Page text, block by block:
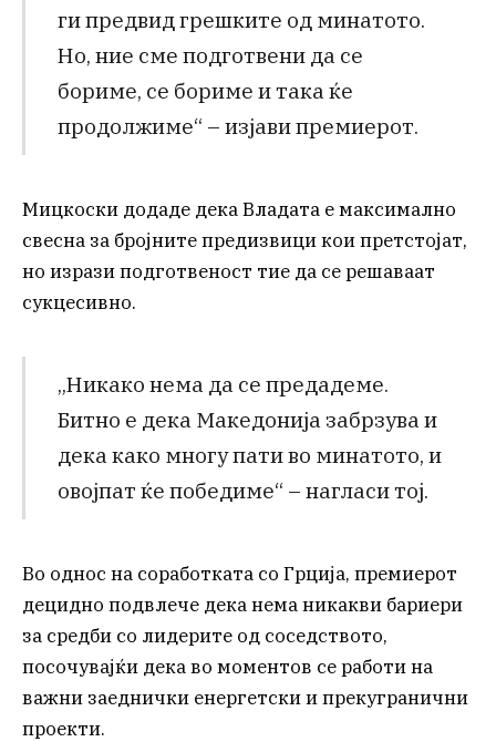
ги предвид грешките од минатото.
Но, ние сме подготвени да се
бориме, се бориме и така ќе
продолжиме“ – изјави премиерот.
Мицкоски додаде дека Владата е максимално
свесна за бројните предизвици кои претстојат,
но изрази подготвеност тие да се решаваат
сукцесивно.
„Никако нема да се предадеме.
Битно е дека Македонија забрзува и
дека како многу пати во минатото, и
овојпат ќе победиме“ – нагласи тој.
Во однос на соработката со Грција, премиерот
децидно подвлече дека нема никакви бариери
за средби со лидерите од соседството,
посочувајќи дека во моментов се работи на
важни заеднички енергетски и прекугранични
проекти.